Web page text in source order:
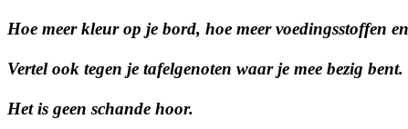
Hoe meer kleur op je bord, hoe meer voedingsstoffen
Vertel ook tegen je tafelgenoten waar je mee bezig bent.
Het is geen schande hoor.